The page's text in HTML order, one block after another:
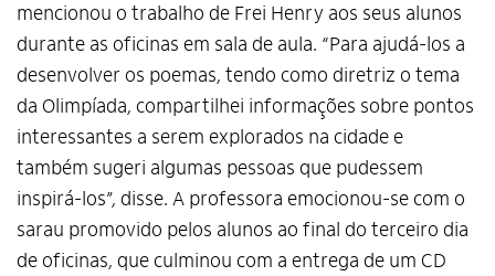
mencionou o trabalho de Frei Henry aos seus alunos
durante as oficinas em sala de aula. “Para ajudá-los a
desenvolver os poemas, tendo como diretriz o tema
da Olimpíada, compartilhei informações sobre pontos
interessantes a serem explorados na cidade e
também sugeri algumas pessoas que pudessem
inspirá-los”, disse. A professora emocionou-se com o
sarau promovido pelos alunos ao final do terceiro dia
de oficinas, que culminou com a entrega de um CD